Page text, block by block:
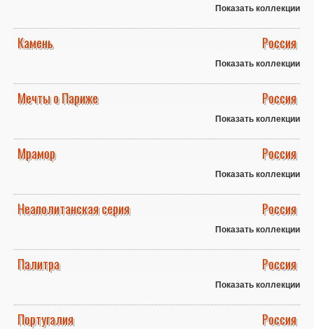
Показать коллекции
Камень Россия
Показать коллекции
Мечты о Париже Россия
Показать коллекции
Мрамор Россия
Показать коллекции
Неаполитанская серия Россия
Показать коллекции
Палитра Россия
Показать коллекции
Португалия Россия